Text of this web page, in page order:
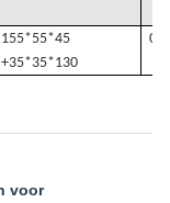
155*55*45
+35*35*130
voor